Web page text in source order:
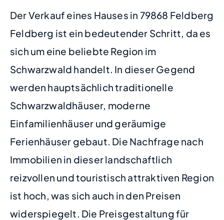
Der Verkauf eines Hauses in 79868 Feldberg
Feldberg ist ein bedeutender Schritt, da es
sich um eine beliebte Region im
Schwarzwald handelt. In dieser Gegend
werden hauptsächlich traditionelle
Schwarzwaldhäuser, moderne
Einfamilienhäuser und geräumige
Ferienhäuser gebaut. Die Nachfrage nach
Immobilien in dieser landschaftlich
reizvollen und touristisch attraktiven Region
ist hoch, was sich auch in den Preisen
widerspiegelt. Die Preisgestaltung für